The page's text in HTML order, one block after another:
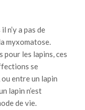
n’y a pas de
myxomatose.
pour les lapins, ces
se
entre un lapin
lapin n’est
de vie.